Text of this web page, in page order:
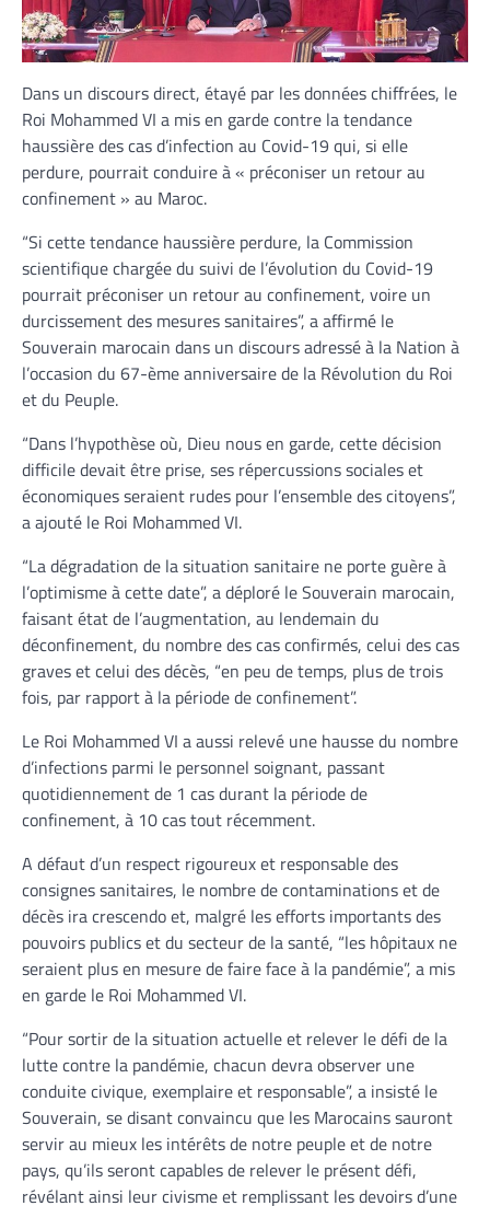
Dans un discours direct, étayé par les données chiffrées, le
Roi Mohammed VI a mis en garde contre la tendance
haussière des cas d’infection au Covid-19 qui, si elle
perdure, pourrait conduire à « préconiser un retour au
confinement » au Maroc.
“Si cette tendance haussière perdure, la Commission
scientifique chargée du suivi de l’évolution du Covid-19
pourrait préconiser un retour au confinement, voire un
durcissement des mesures sanitaires”, a affirmé le
Souverain marocain dans un discours adressé à la Nation à
l’occasion du 67-ème anniversaire de la Révolution du Roi
et du Peuple.
“Dans l’hypothèse où, Dieu nous en garde, cette décision
difficile devait être prise, ses répercussions sociales et
économiques seraient rudes pour l’ensemble des citoyens”,
a ajouté le Roi Mohammed VI.
“La dégradation de la situation sanitaire ne porte guère à
l’optimisme à cette date”, a déploré le Souverain marocain,
faisant état de l’augmentation, au lendemain du
déconfinement, du nombre des cas confirmés, celui des cas
graves et celui des décès, “en peu de temps, plus de trois
fois, par rapport à la période de confinement”.
Le Roi Mohammed VI a aussi relevé une hausse du nombre
d’infections parmi le personnel soignant, passant
quotidiennement de 1 cas durant la période de
confinement, à 10 cas tout récemment.
A défaut d’un respect rigoureux et responsable des
consignes sanitaires, le nombre de contaminations et de
décès ira crescendo et, malgré les efforts importants des
pouvoirs publics et du secteur de la santé, “les hôpitaux ne
seraient plus en mesure de faire face à la pandémie”, a mis
en garde le Roi Mohammed VI.
“Pour sortir de la situation actuelle et relever le défi de la
lutte contre la pandémie, chacun devra observer une
conduite civique, exemplaire et responsable”, a insisté le
Souverain, se disant convaincu que les Marocains sauront
servir au mieux les intérêts de notre peuple et de notre
pays, qu’ils seront capables de relever le présent défi,
révélant ainsi leur civisme et remplissant les devoirs d’une